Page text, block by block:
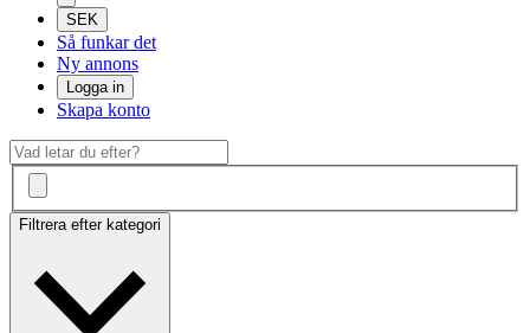
SEK
Så funkar det
Ny annons
Logga in
Skapa konto
Filtrera efter kategori